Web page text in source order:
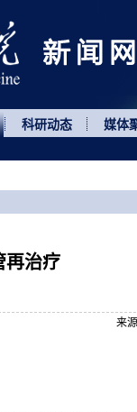
科研动态 媒体
再治疗
来